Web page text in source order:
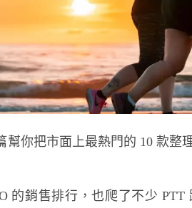
幫你把市面上最熱門的 10 款整
的銷售排行，也爬了不少 PTT